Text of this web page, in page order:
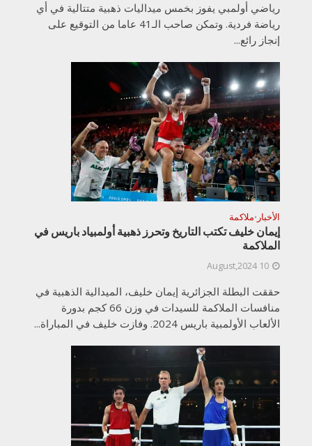
رياضي أولمبي يفوز بخمس ميداليات ذهبية متتالية في أي
رياضة فردية. وتمكن صاحب الـ41 عاما من التوقيع على
إنجاز رائع...
الأخبار •ملاكمة
إيمان خليف تكتب التاريخ وتحرز ذهبية أولمبياد باريس في
الملاكمة
10 August,2024
حققت البطلة الجزائرية إيمان خليف، الميدالية الذهبية في
منافسات الملاكمة للسيدات في وزن 66 كجم بدورة
الألعاب الأولمبية باريس 2024. وفازت خليف في المباراة...